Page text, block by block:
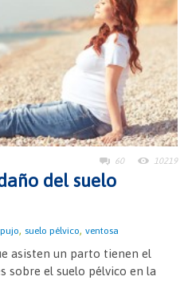
60 10219
del suelo
pujo, suelo pélvico, ventosa
asisten un parto tienen el
sobre el suelo pélvico en la